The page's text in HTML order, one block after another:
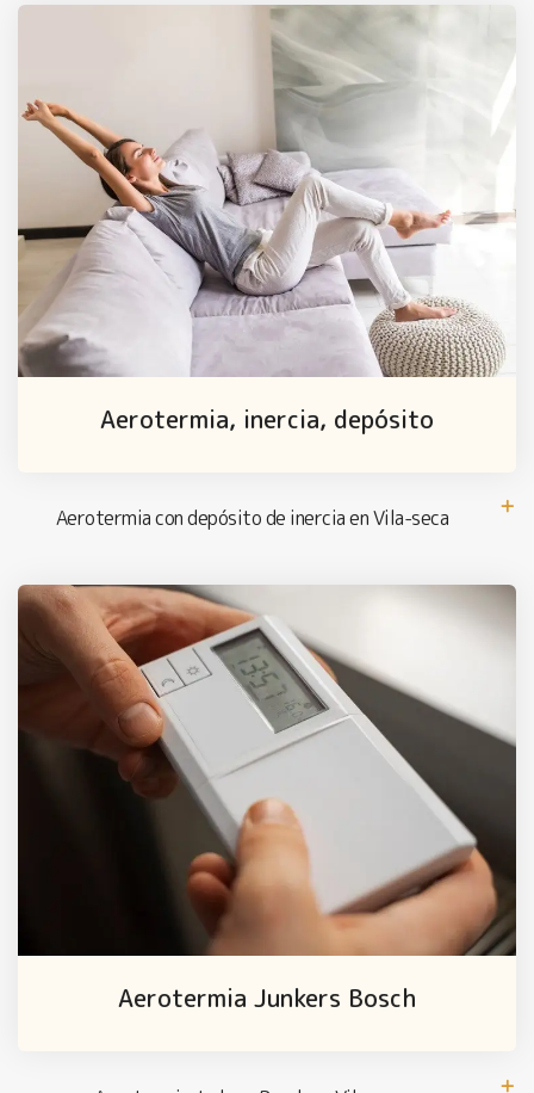
Aerotermia, inercia, depósito
Aerotermia con depósito de inercia en Vila-seca
Aerotermia Junkers Bosch